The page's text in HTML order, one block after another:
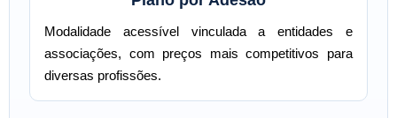
Modalidade acessível vinculada a entidades e
associações, com preços mais competitivos para
diversas profissões.